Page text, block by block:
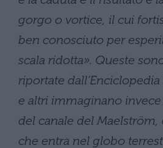
gorgo o vortice, il cui
ben conosciuto per
scala ridotta». Queste
riportate
e altri immaginano
del canale del Maelström,
che entra nel globo